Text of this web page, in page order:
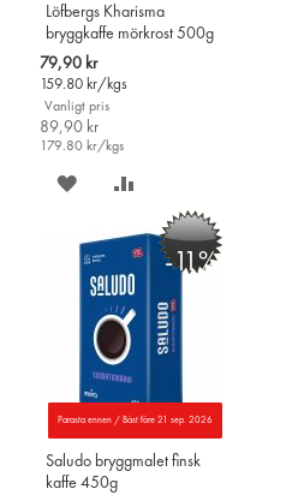
Löfbergs Kharisma
bryggkaffe mörkrost 500g
(Större 500g förpackning)
Special
Price
79,90 kr
159.80 kr/kgs
Vanligt pris
89,90 kr
179.80 kr/kgs
SPARA
ÖNSKELISTAN
JÄMFÖR
-11%
Parasta ennen / Bäst före 21 sep. 2026
Saludo bryggmalet finsk
kaffe 450g